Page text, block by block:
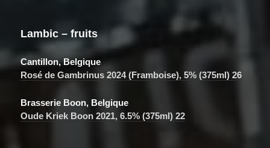
Lambic – fruits
Cantillon, Belgique
Rosé de Gambrinus 2024 (Framboise), 5% (375ml) 26
Brasserie Boon, Belgique
Oude Kriek Boon 2021, 6.5% (375ml) 22